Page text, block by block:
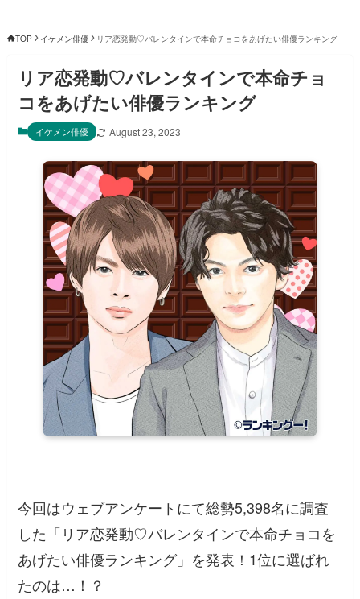
TOP イケメン俳優 リア恋発動♡バレンタインで本命チョコをあげたい俳優ランキング
リア恋発動♡バレンタインで本命チョ
コをあげたい俳優ランキング
イケメン俳優 August 23, 2023
今回はウェブアンケートにて総勢5,398名に調査
した「リア恋発動♡バレンタインで本命チョコを
あげたい俳優ランキング」を発表！1位に選ばれ
たのは…！？